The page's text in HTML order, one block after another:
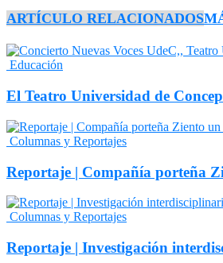
ARTÍCULO RELACIONADOS
Educación
El Teatro Universidad de
Columnas y Reportajes
Reportaje | Compañía porteña
Columnas y Reportajes
Reportaje | Investigación